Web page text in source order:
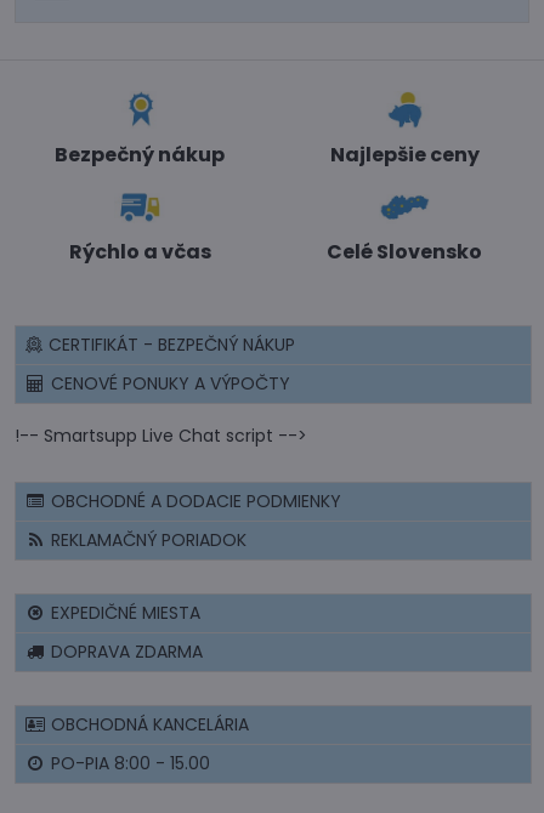
Bezpečný nákup Najlepšie ceny
Rýchlo a včas Celé Slovensko
CERTIFIKÁT - BEZPEČNÝ NÁKUP
CENOVÉ PONUKY A VÝPOČTY
!-- Smartsupp Live Chat script -->
OBCHODNÉ A DODACIE PODMIENKY
REKLAMAČNÝ PORIADOK
EXPEDIČNÉ MIESTA
DOPRAVA ZDARMA
OBCHODNÁ KANCELÁRIA
PO-PIA 8:00 - 15.00